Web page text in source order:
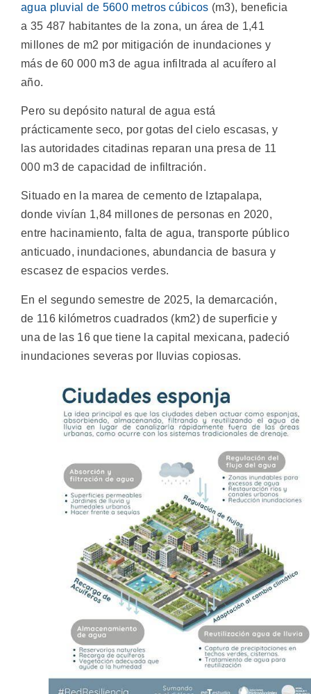
agua pluvial de 5600 metros cúbicos (m3), beneficia
a 35 487 habitantes de la zona, un área de 1,41
millones de m2 por mitigación de inundaciones y
más de 60 000 m3 de agua infiltrada al acuífero al
año.
Pero su depósito natural de agua está
prácticamente seco, por gotas del cielo escasas, y
las autoridades citadinas reparan una presa de 11
000 m3 de capacidad de infiltración.
Situado en la marea de cemento de Iztapalapa,
donde vivían 1,84 millones de personas en 2020,
entre hacinamiento, falta de agua, transporte público
anticuado, inundaciones, abundancia de basura y
escasez de espacios verdes.
En el segundo semestre de 2025, la demarcación,
de 116 kilómetros cuadrados (km2) de superficie y
una de las 16 que tiene la capital mexicana, padeció
inundaciones severas por lluvias copiosas.